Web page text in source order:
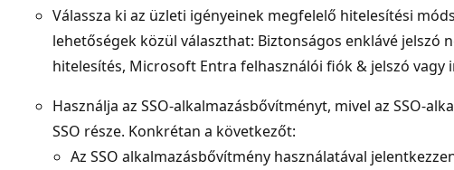
Válassza ki az üzleti igényeinek megfelelő hitelesítési
lehetőségek közül választhat: Biztonságos enklávé jelszó
hitelesítés, Microsoft Entra felhasználói fiók & jelszó vagy
Használja az SSO-alkalmazásbővítményt, mivel az SSO-
SSO része. Konkrétan a következőt:
Az SSO alkalmazásbővítmény használatával